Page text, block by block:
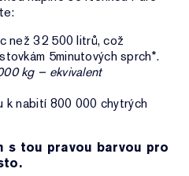
než 32 500 litrů, což
5minutových sprch*.
kg – ekvivalent
nabití 800 000 chytrých
s tou pravou barvou pro